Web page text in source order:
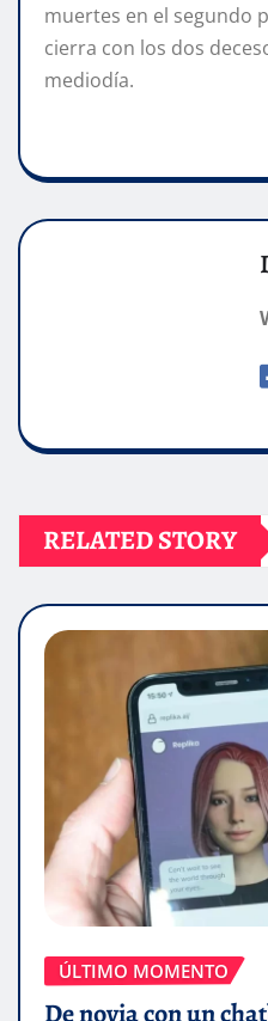
muertes en el segundo
cierra con los dos
mediodía.
RELATED STORY
ÚLTIMO MOMENTO